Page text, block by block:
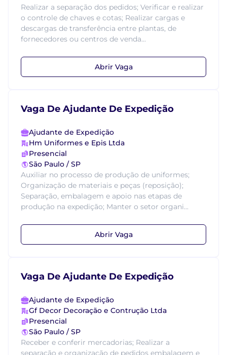
Realizar a separação dos pedidos; Verificar e realizar
o controle de chaves e cotas; Realizar cargas e
descargas de transferência entre plantas, de
fornecedores ou centros de venda...
Abrir Vaga
Vaga De Ajudante De Expedição
Ajudante de Expedição
Hm Uniformes e Epis Ltda
Presencial
São Paulo / SP
Auxiliar no processo de produção de uniformes;
Organização de materiais e peças (reposição);
Separação, embalagem e apoio nas etapas de
produção na expedição; Manter o setor organi...
Abrir Vaga
Vaga De Ajudante De Expedição
Ajudante de Expedição
Gf Decor Decoração e Contrução Ltda
Presencial
São Paulo / SP
Receber e conferir mercadorias; Realizar a
separação e organização de pedidos embalagem e